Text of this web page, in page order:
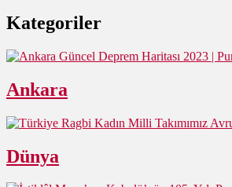
Kategoriler
Ankara
Dünya